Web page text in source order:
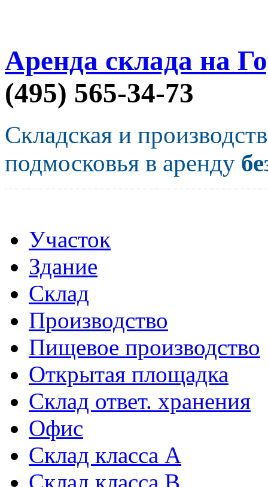
Аренда склада на
(495) 565-34-73
Складская и
подмосковья в аренду
Участок
Здание
Склад
Производство
Пищевое производство
Открытая площадка
Склад ответ. хранения
Офис
Склад класса A
Склад класса B